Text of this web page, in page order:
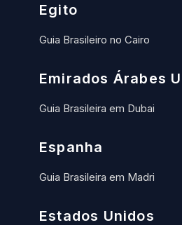
Egito
Guia Brasileiro no Cairo
Emirados Árabes
Guia Brasileira em Dubai
Espanha
Guia Brasileira em Madri
Estados Unidos